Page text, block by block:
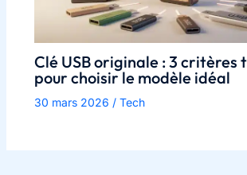
Clé USB originale : 3 critères
pour choisir le modèle idéal
30 mars 2026 / Tech